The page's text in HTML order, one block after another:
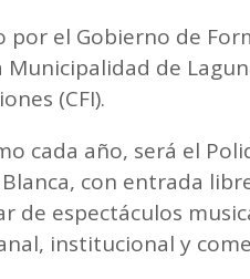
por el Gobierno de
de
(CFI).
cada año, será el
con entrada
de espectáculos
institucional y